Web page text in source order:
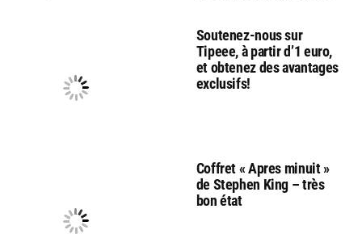
Soutenez-nous sur
Tipeee, à partir d’1 euro,
et obtenez des avantages
exclusifs!
Coffret « Apres minuit »
de Stephen King – très
bon état